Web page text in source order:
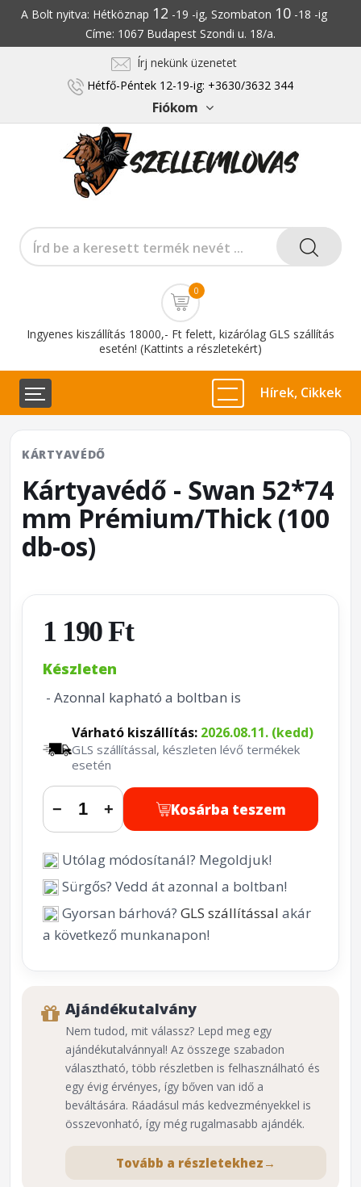
A Bolt nyitva: Hétköznap 12 -19 -ig, Szombaton 10-18 -ig
Címe: 1067 Budapest Szondi u. 18/a.
Írj nekünk üzenetet
Hétfő-Péntek 12-19-ig: +3630/3632 344
Fiókom
0
Ingyenes kiszállítás 18000,- Ft felett, kizárólag GLS szállítás
esetén! (Kattints a részletekért)
Hírek, Cikkek
KÁRTYAVÉDŐ
Kártyavédő - Swan 52*74
mm Prémium/Thick (100
db-os)
1 190 Ft
Készleten
- Azonnal kapható a boltban is
Várható kiszállítás: 2026.08.11. (kedd)
GLS szállítással, készleten lévő termékek
esetén
− + Kosárba teszem
Utólag módosítanál? Megoldjuk!
Sürgős? Vedd át azonnal a boltban!
Gyorsan bárhová? GLS szállítással akár
a következő munkanapon!
Ajándékutalvány
Nem tudod, mit válassz? Lepd meg egy
ajándékutalvánnyal! Az összege szabadon
választható, több részletben is felhasználható és
egy évig érvényes, így bőven van idő a
beváltására. Ráadásul más kedvezményekkel is
összevonható, így még rugalmasabb ajándék.
Tovább a részletekhez →